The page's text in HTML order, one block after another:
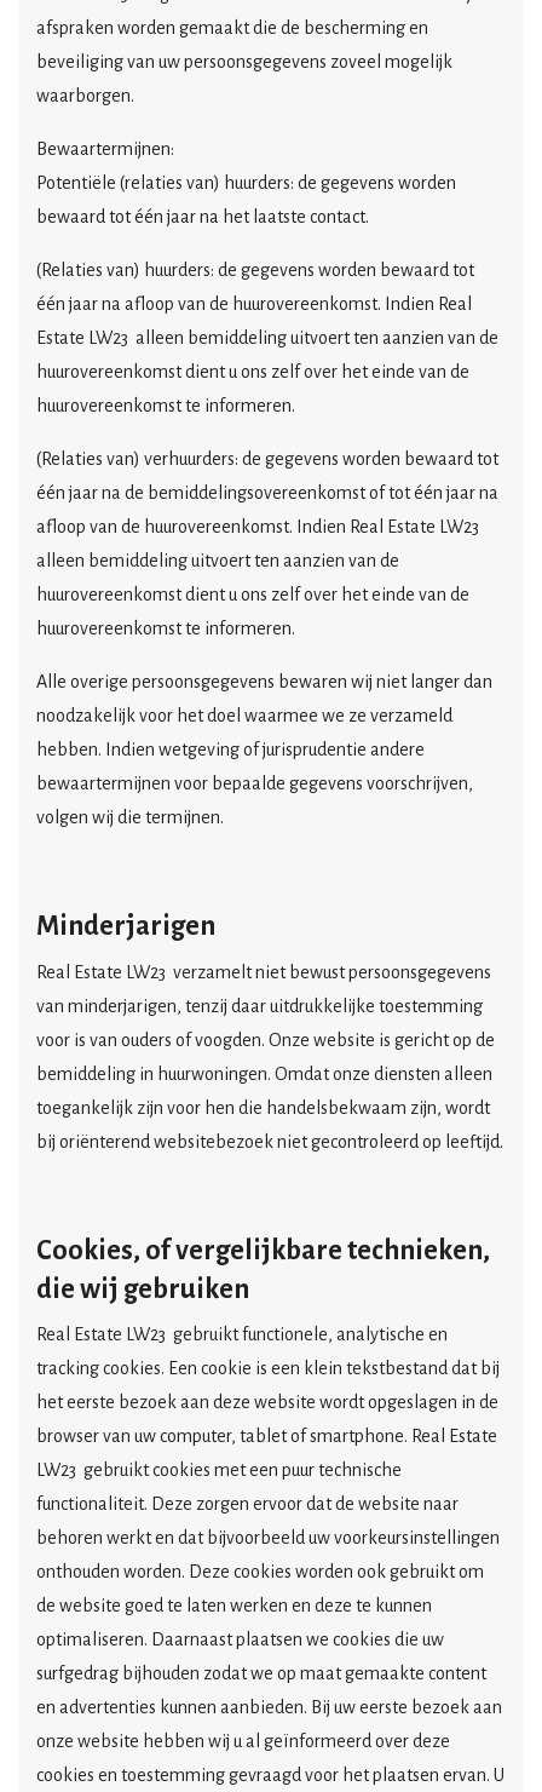
afspraken worden gemaakt die de bescherming en
beveiliging van uw persoonsgegevens zoveel mogelijk
waarborgen.
Bewaartermijnen:
Potentiële (relaties van) huurders: de gegevens worden
bewaard tot één jaar na het laatste contact.
(Relaties van) huurders: de gegevens worden bewaard tot
één jaar na afloop van de huurovereenkomst. Indien Real
Estate LW23 alleen bemiddeling uitvoert ten aanzien van de
huurovereenkomst dient u ons zelf over het einde van de
huurovereenkomst te informeren.
(Relaties van) verhuurders: de gegevens worden bewaard tot
één jaar na de bemiddelingsovereenkomst of tot één jaar na
afloop van de huurovereenkomst. Indien Real Estate LW23
alleen bemiddeling uitvoert ten aanzien van de
huurovereenkomst dient u ons zelf over het einde van de
huurovereenkomst te informeren.
Alle overige persoonsgegevens bewaren wij niet langer dan
noodzakelijk voor het doel waarmee we ze verzameld
hebben. Indien wetgeving of jurisprudentie andere
bewaartermijnen voor bepaalde gegevens voorschrijven,
volgen wij die termijnen.
Minderjarigen
Real Estate LW23 verzamelt niet bewust persoonsgegevens
van minderjarigen, tenzij daar uitdrukkelijke toestemming
voor is van ouders of voogden. Onze website is gericht op de
bemiddeling in huurwoningen. Omdat onze diensten alleen
toegankelijk zijn voor hen die handelsbekwaam zijn, wordt
bij oriënterend websitebezoek niet gecontroleerd op leeftijd.
Cookies, of vergelijkbare technieken,
die wij gebruiken
Real Estate LW23 gebruikt functionele, analytische en
tracking cookies. Een cookie is een klein tekstbestand dat bij
het eerste bezoek aan deze website wordt opgeslagen in de
browser van uw computer, tablet of smartphone. Real Estate
LW23 gebruikt cookies met een puur technische
functionaliteit. Deze zorgen ervoor dat de website naar
behoren werkt en dat bijvoorbeeld uw voorkeursinstellingen
onthouden worden. Deze cookies worden ook gebruikt om
de website goed te laten werken en deze te kunnen
optimaliseren. Daarnaast plaatsen we cookies die uw
surfgedrag bijhouden zodat we op maat gemaakte content
en advertenties kunnen aanbieden. Bij uw eerste bezoek aan
onze website hebben wij u al geïnformeerd over deze
cookies en toestemming gevraagd voor het plaatsen ervan. U